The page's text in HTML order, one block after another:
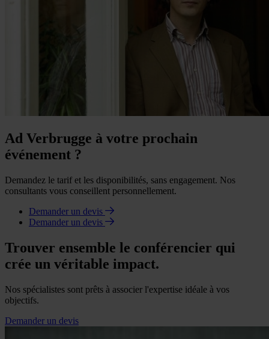
Ad Verbrugge à votre prochain
événement ?
Demandez le tarif et les disponibilités, sans engagement. Nos
consultants vous conseillent personnellement.
Demander un devis
Demander un devis
Trouver ensemble le conférencier qui
crée un véritable impact.
Nos spécialistes sont prêts à associer l'expertise idéale à vos
objectifs.
Demander un devis